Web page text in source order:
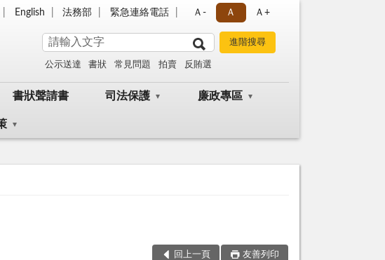
English 法務部 緊急連絡電話 Ａ- Ａ Ａ+
公示送達 書狀 常見問題 拍賣 反賄選
書狀聲請書 司法保護 廉政專區
回上一頁 友善列印